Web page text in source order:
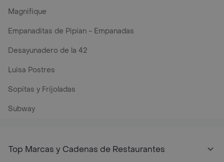
Magnifique
Empanaditas de Pipian - Empanadas
Desayunadero de la 42
Luisa Postres
Sopitas y Frijoladas
Subway
Top Marcas y Cadenas de Restaurantes